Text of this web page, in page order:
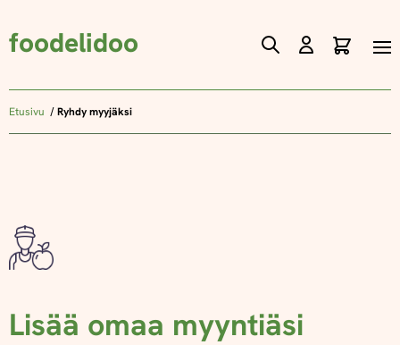
foodelidoo
Skip
Content
Etusivu Ryhdy myyjäksi
Lisää omaa myyntiäsi